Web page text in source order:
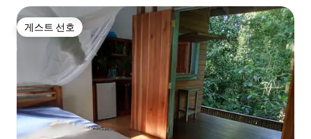
게스트 선호
게스트 선호